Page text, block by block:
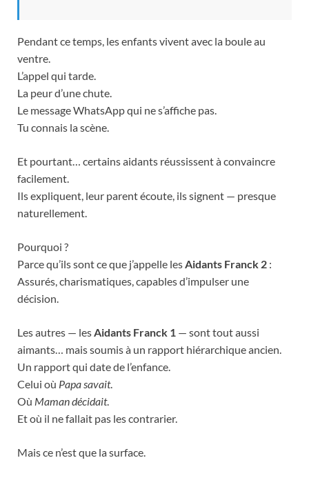
Pendant ce temps, les enfants vivent avec la boule au
ventre.
L’appel qui tarde.
La peur d’une chute.
Le message WhatsApp qui ne s’affiche pas.
Tu connais la scène.
Et pourtant… certains aidants réussissent à convaincre
facilement.
Ils expliquent, leur parent écoute, ils signent — presque
naturellement.
Pourquoi ?
Parce qu’ils sont ce que j’appelle les Aidants Franck 2 :
Assurés, charismatiques, capables d’impulser une
décision.
Les autres — les Aidants Franck 1 — sont tout aussi
aimants… mais soumis à un rapport hiérarchique ancien.
Un rapport qui date de l’enfance.
Celui où Papa savait.
Où Maman décidait.
Et où il ne fallait pas les contrarier.
Mais ce n’est que la surface.